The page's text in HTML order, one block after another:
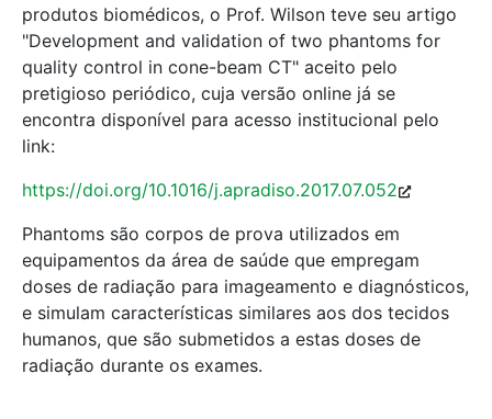
produtos biomédicos, o Prof. Wilson teve seu artigo
"Development and validation of two phantoms for
quality control in cone-beam CT" aceito pelo
pretigioso periódico, cuja versão online já se
encontra disponível para acesso institucional pelo
link:
https://doi.org/10.1016/j.apradiso.2017.07.052
Phantoms são corpos de prova utilizados em
equipamentos da área de saúde que empregam
doses de radiação para imageamento e diagnósticos,
e simulam características similares aos dos tecidos
humanos, que são submetidos a estas doses de
radiação durante os exames.